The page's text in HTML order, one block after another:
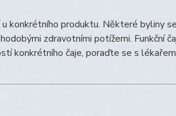
konkrétního produktu. Některé byliny
zdravotními potížemi. Funkční
konkrétního čaje, poraďte se s